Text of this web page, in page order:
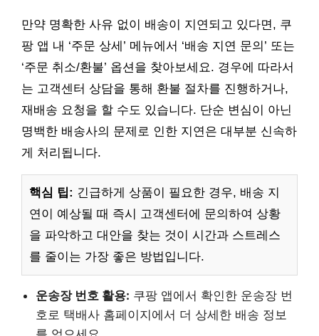
만약 명확한 사유 없이 배송이 지연되고 있다면, 쿠
팡 앱 내 ‘주문 상세’ 메뉴에서 ‘배송 지연 문의’ 또는
‘주문 취소/환불’ 옵션을 찾아보세요. 경우에 따라서
는 고객센터 상담을 통해 환불 절차를 진행하거나,
재배송 요청을 할 수도 있습니다. 단순 변심이 아닌
명백한 배송사의 문제로 인한 지연은 대부분 신속하
게 처리됩니다.
핵심 팁: 긴급하게 상품이 필요한 경우, 배송 지
연이 예상될 때 즉시 고객센터에 문의하여 상황
을 파악하고 대안을 찾는 것이 시간과 스트레스
를 줄이는 가장 좋은 방법입니다.
운송장 번호 활용: 쿠팡 앱에서 확인한 운송장 번
호로 택배사 홈페이지에서 더 상세한 배송 정보